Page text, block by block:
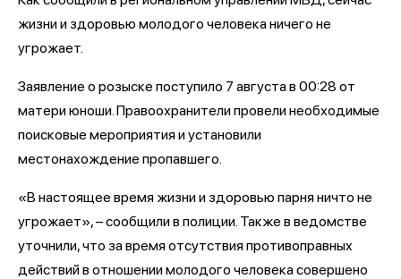
жизни и здоровью молодого человека ничего не
угрожает.
Заявление о розыске поступило 7 августа в 00:28 от
матери юноши. Правоохранители провели необходимые
поисковые мероприятия и установили
местонахождение пропавшего.
«В настоящее время жизни и здоровью парня ничто не
угрожает», – сообщили в полиции. Также в ведомстве
уточнили, что за время отсутствия противоправных
действий в отношении молодого человека совершено